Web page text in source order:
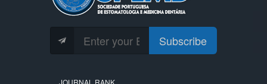
Subscribe
JOURNAL RANK